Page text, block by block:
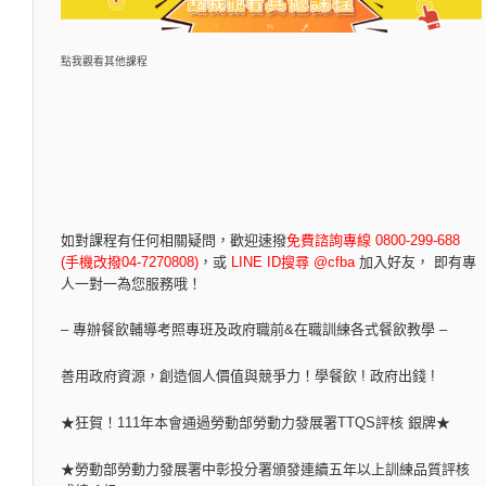
點我觀看其他課程
如對課程有任何相關疑問， 歡迎速撥免費諮詢專線 0800-299-688
(手機改撥04-7270808) ， 或 LINE ID搜尋 @cfba 加入好友， 即有專
人一對一為您服務哦！
– 專辦餐飲輔導考照專班及政府職前&在職訓練各式餐飲教學 –
善用政府資源，創造個人價值與競爭力！學餐飲 ! 政府出錢 !
★狂賀！111年本會通過勞動部勞動力發展署TTQS評核 銀牌★
★勞動部勞動力發展署中彰投分署頒發連續五年以上訓練品質評核